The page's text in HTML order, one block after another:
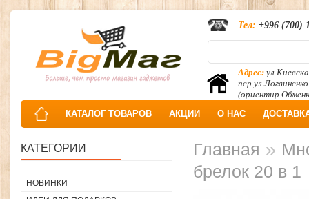
Адрес:
пер.ул.Логвиненко
(ориентир
Тел: +996 (700)
КАТАЛОГ ТОВАРОВ АКЦИИ О НАС
КАТЕГОРИИ
НОВИНКИ
Главная »
брелок 20 в 1